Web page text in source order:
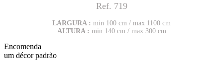
Ref. 719
LARGURA : min 100 cm / max 1100 cm
ALTURA : min 140 cm / max 300 cm
Encomenda
um décor padrão